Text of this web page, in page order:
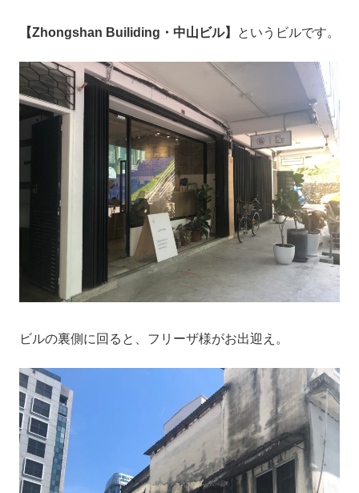
【Zhongshan Builiding・中山ビル】 というビルです。
ビルの裏側に回ると、フリーザ様がお出迎え。